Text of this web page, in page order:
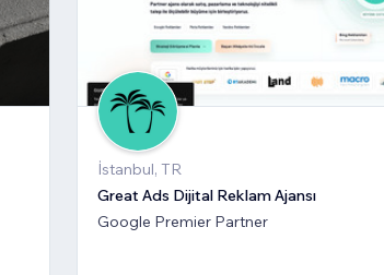
İstanbul, TR
Great Ads Dijital Reklam Ajansı
Google Premier Partner